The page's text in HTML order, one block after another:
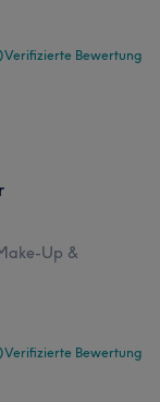
Verifizierte Bewertung
Up &
Verifizierte Bewertung